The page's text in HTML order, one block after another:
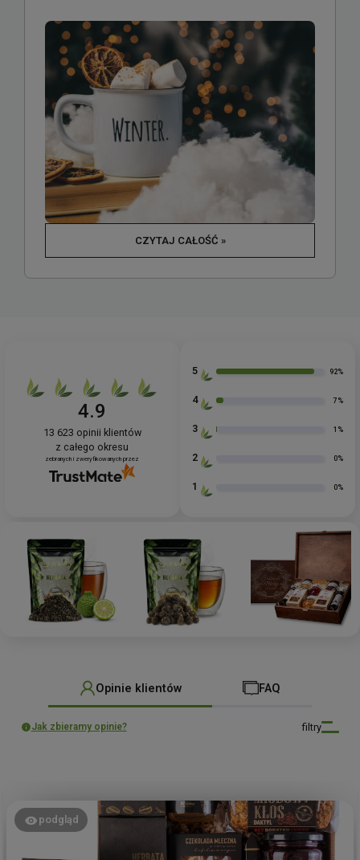
CZYTAJ CAŁOŚĆ »
4.9
13 623 opinii klientów
z całego okresu
zebranych i zweryfikowanych przez
5 92%
4 7%
3 1%
2 0%
1 0%
Opinie klientów FAQ
filtry
Jak zbieramy opinie?
podgląd